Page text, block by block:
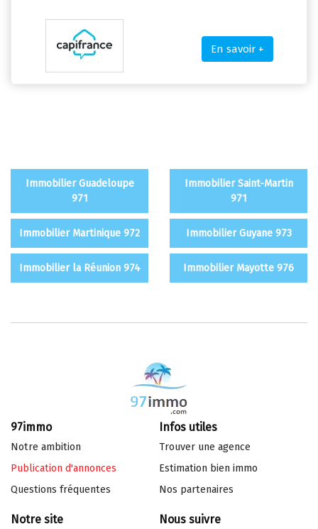
En savoir +
Immobilier Guadeloupe
971
Immobilier Saint-Martin
971
Immobilier Martinique 972 Immobilier Guyane 973
Immobilier la Réunion 974 Immobilier Mayotte 976
97immo
Notre ambition
Publication d'annonces
Questions fréquentes
Infos utiles
Trouver une agence
Estimation bien immo
Nos partenaires
Notre site Nous suivre